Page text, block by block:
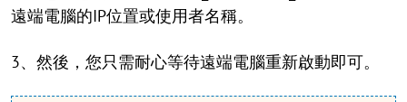
遠端電腦的IP位置或使用者名稱。
3、然後，您只需耐心等待遠端電腦重新啟動即可。